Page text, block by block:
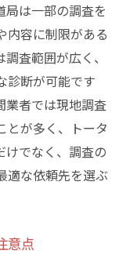
局は一部の調査を
内容に制限がある
査範囲が広く、
診断が可能です
業者では現地調査
とが多く、トータ
けでなく、調査の
適な依頼先を選ぶ
意点